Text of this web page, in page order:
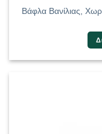
Βάφλα Βανίλιας,